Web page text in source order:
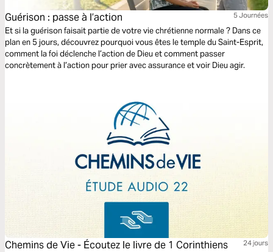
Guérison : passe à l’action 5 Journées
Et si la guérison faisait partie de votre vie chrétienne normale ? Dans ce
plan en 5 jours, découvrez pourquoi vous êtes le temple du Saint-Esprit,
comment la foi déclenche l’action de Dieu et comment passer
concrètement à l’action pour prier avec assurance et voir Dieu agir.
Chemins de Vie - Écoutez le livre de 1 Corinthiens 24 jours